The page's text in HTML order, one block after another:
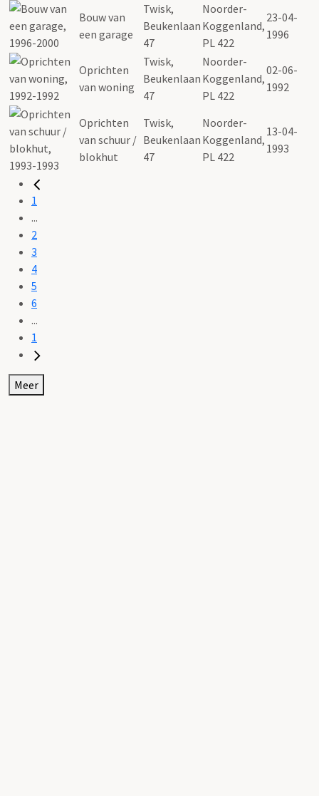
Bouw van
een garage
Twisk,
Beukenlaan
47
Noorder-
Koggenland,
PL 422
23-04-
1996
Oprichten
van woning
Twisk,
Beukenlaan
47
Noorder-
Koggenland,
PL 422
02-06-
1992
Oprichten
van schuur /
blokhut
Twisk,
Beukenlaan
47
Noorder-
Koggenland,
PL 422
13-04-
1993
1
...
2
3
4
5
6
...
1
Meer